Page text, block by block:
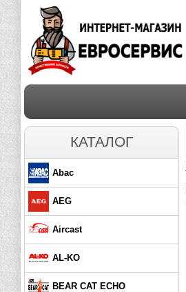
КАТАЛОГ
Abac
AEG
Aircast
AL-KO
BEAR CAT ECHO